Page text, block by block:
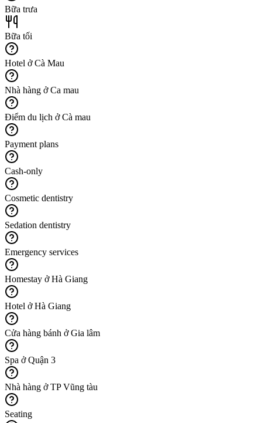
Bữa trưa
Bữa tối
Hotel ở Cà Mau
Nhà hàng ở Ca mau
Điểm du lịch ở Cà mau
Payment plans
Cash-only
Cosmetic dentistry
Sedation dentistry
Emergency services
Homestay ở Hà Giang
Hotel ở Hà Giang
Cửa hàng bánh ở Gia lâm
Spa ở Quận 3
Nhà hàng ở TP Vũng tàu
Seating